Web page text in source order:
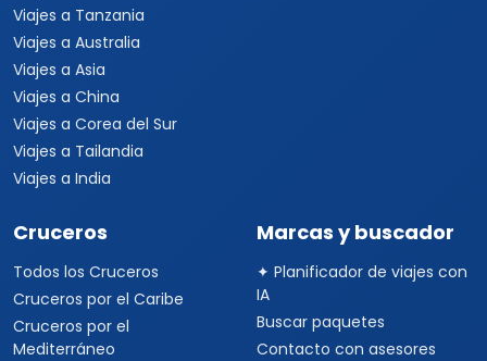
Viajes a Tanzania
Viajes a Australia
Viajes a Asia
Viajes a China
Viajes a Corea del Sur
Viajes a Tailandia
Viajes a India
Cruceros
Todos los Cruceros
Cruceros por el Caribe
Cruceros por el
Mediterráneo
Marcas y buscador
✦ Planificador de viajes con
IA
Buscar paquetes
Contacto con asesores